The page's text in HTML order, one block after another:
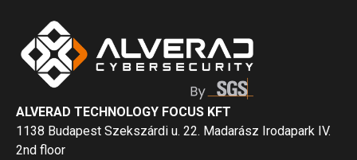
ALVERAD TECHNOLOGY FOCUS KFT
1138 Budapest Szekszárdi u. 22. Madarász Irodapark IV.
2nd floor